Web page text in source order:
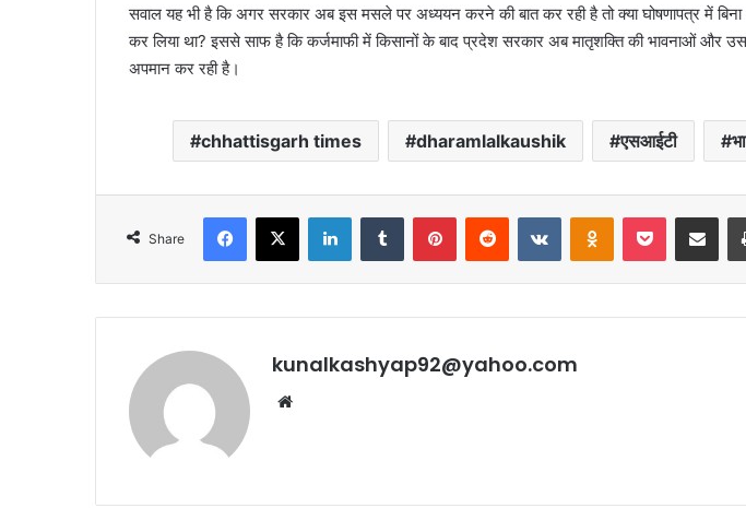
सवाल यह भी है कि अगर सरकार अब इस मसले पर अध्ययन करने की बात कर रही है तो क्या घोषणापत्र में
कर लिया था? इससे साफ है कि कर्जमाफी में किसानों के बाद प्रदेश सरकार अब मातृशक्ति की भावनाओं और
अपमान कर रही है।
chhattisgarh times dharamlalkaushik एसआईटी
Share
Facebook
X LinkedInTumblr PinterestReddit VKontakteOdnoklassniki
Pocket Share via
kunalkashyap92@yahoo.com